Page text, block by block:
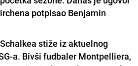
potpisao Benjamin
stiže iz aktuelnog
a. Bivši fudbaler Montpelliera,